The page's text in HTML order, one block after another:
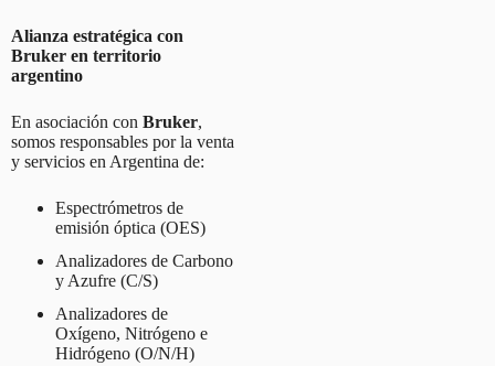
Alianza estratégica con
Bruker en territorio
argentino
En asociación con Bruker,
somos responsables por la venta
y servicios en Argentina de:
Espectrómetros de
emisión óptica (OES)
Analizadores de Carbono
y Azufre (C/S)
Analizadores de
Oxígeno, Nitrógeno e
Hidrógeno (O/N/H)